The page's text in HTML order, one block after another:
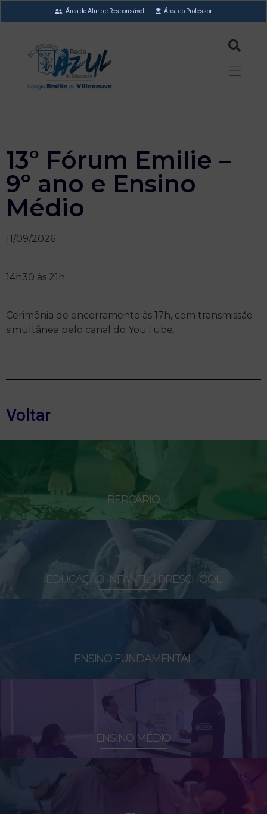
Área do Aluno e Responsável Área do Professor
13º Fórum Emilie –
9º ano e Ensino
Médio
11/09/2026
14h30 às 21h
Cerimônia de encerramento às 17h, com transmissão
simultânea pelo canal do YouTube.
Voltar
BERÇÁRIO
EDUCAÇÃO INFANTIL | PRESCHOOL
ENSINO FUNDAMENTAL
ENSINO MÉDIO